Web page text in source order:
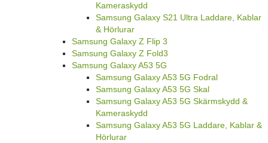
Kameraskydd
Samsung Galaxy S21 Ultra Laddare, Kablar
& Hörlurar
Samsung Galaxy Z Flip 3
Samsung Galaxy Z Fold3
Samsung Galaxy A53 5G
Samsung Galaxy A53 5G Fodral
Samsung Galaxy A53 5G Skal
Samsung Galaxy A53 5G Skärmskydd &
Kameraskydd
Samsung Galaxy A53 5G Laddare, Kablar &
Hörlurar